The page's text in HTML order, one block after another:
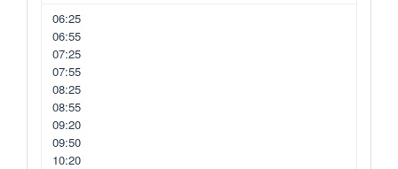
06:25
06:55
07:25
07:55
08:25
08:55
09:20
09:50
10:20